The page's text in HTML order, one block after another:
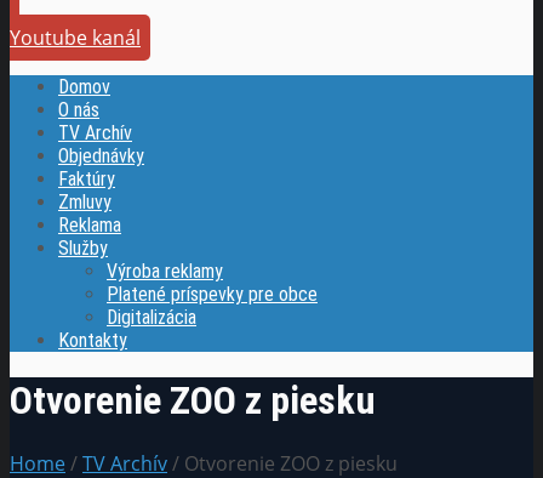
Youtube kanál
Domov
O nás
TV Archív
Objednávky
Faktúry
Zmluvy
Reklama
Služby
Výroba reklamy
Platené príspevky pre obce
Digitalizácia
Kontakty
Otvorenie ZOO z piesku
Home/TV Archív/ Otvorenie ZOO z piesku